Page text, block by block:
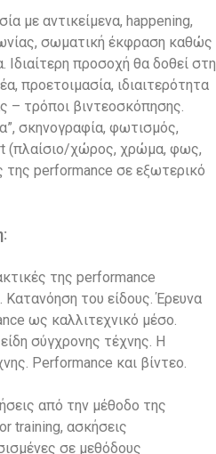
με αντικείμενα, happening,
σωματική έκφραση καθώς
Ιδιαίτερη προσοχή θα δοθεί στη
προετοιμασία, ιδιαιτερότητα
– τρόποι βιντεοσκόπησης.
σκηνογραφία, φωτισμός,
(πλαίσιο/χώρος, χρώμα, φως,
της performance σε εξωτερικό
της performance
του είδους. Έρευνα
ως καλλιτεχνικό μέσο.
σύγχρονης τέχνης. Η
Performance και βίντεο.
από την μέθοδο της
training, ασκήσεις
σε μεθόδους